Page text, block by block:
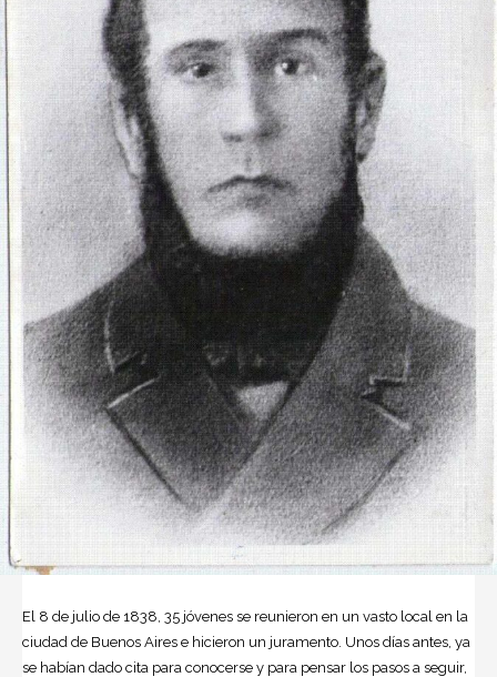
El 8 de julio de 1838, 35 jóvenes se reunieron en un vasto local en la
ciudad de Buenos Aires e hicieron un juramento. Unos días antes, ya
se habían dado cita para conocerse y para pensar los pasos a seguir,